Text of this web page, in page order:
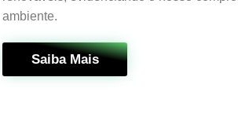
ambiente.
Saiba Mais